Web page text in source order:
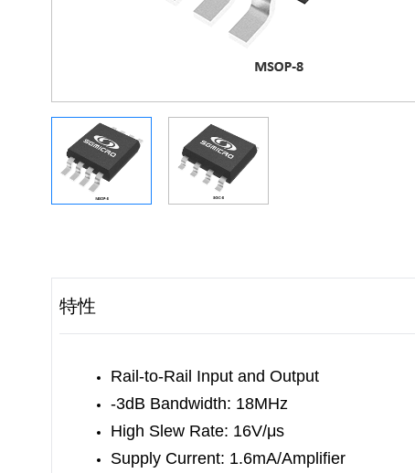
特性
Rail-to-Rail Input and Output
-3dB Bandwidth: 18MHz
High Slew Rate: 16V/μs
Supply Current: 1.6mA/Amplifier